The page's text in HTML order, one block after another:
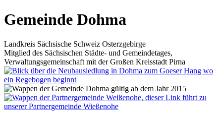
Gemeinde Dohma
Landkreis Sächsische Schweiz Osterzgebirge
Mitglied des Sächsischen Städte- und Gemeindetages,
Verwaltungsgemeinschaft mit der Großen Kreisstadt Pirna